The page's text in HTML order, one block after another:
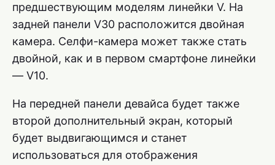
предшествующим моделям линейки V. На
задней панели V30 расположится двойная
камера. Селфи-камера может также стать
двойной, как и в первом смартфоне линейки
— V10.
На передней панели девайса будет также
второй дополнительный экран, который
будет выдвигающимся и станет
использоваться для отображения